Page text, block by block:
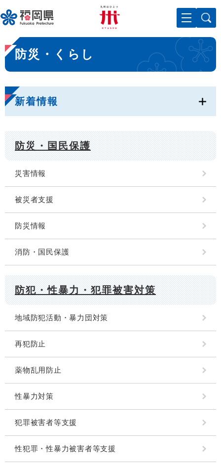
ー
ジ
先
頭
で
。
メニューを飛ばして本文へ
本
文
防災・くらし
新着情報
防災・国民保護
災害情報
被災者支援
防災情報
消防・国民保護
防犯・性暴力・犯罪被害対策
地域防犯活動・暴力団対策
再犯防止
薬物乱用防止
性暴力対策
犯罪被害者等支援
性犯罪・性暴力被害者等支援